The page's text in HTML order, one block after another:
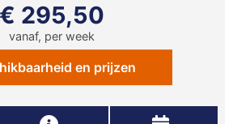
€ 295,50
vanaf, per week
en prijzen